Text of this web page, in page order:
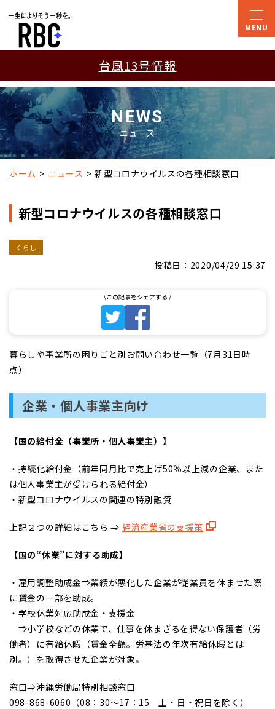
台風13号情報
NEWS
ニュース
ホーム ニュース 新型コロナウイルスの各種相談窓口
新型コロナウイルスの各種相談窓口
くらし
投稿日：2020/04/29 15:37
暮らしや事業所の困りごと別お問い合わせ一覧（7月31日時
点）
企業・個人事業主向け
【国の給付金（事業所・個人事業主）】
・持続化給付金（前年同月比で売上げ50％以上減の企業、また
は個人事業主が受けられる給付金）
・新型コロナウイルスの関連の特別融資
上記２つの詳細はこちら ⇒ 経済産業省の支援策
【国の“休業”に対する助成】
・雇用調整助成金⇒業績が悪化した企業が従業員を休ませた際
に賃金の一部を助成。
・学校休業対応助成金・支援金
⇒小学校などの休業で、仕事を休まざるを得ない保護者（労
働者）に有給休暇（賃金全額。労基法の年次有給休暇とは
別。）を取得させた企業が対象。
窓口⇒沖縄労働局特別相談窓口
098-868-6060（08：30～17：15 土・日・祝日を除く）